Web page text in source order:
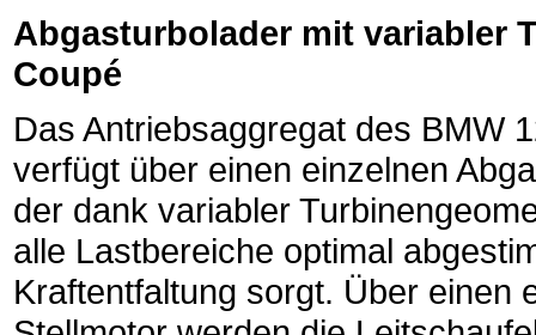
Abgasturbolader mit variabler
Coupé
Das Antriebsaggregat des BMW
verfügt über einen einzelnen
der dank variabler
alle Lastbereiche optimal
Kraftentfaltung sorgt. Über einen